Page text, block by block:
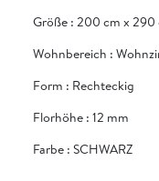
Größe : 200 cm x 290
Wohnbereich :
Form : Rechteckig
Florhöhe : 12 mm
Farbe : SCHWARZ